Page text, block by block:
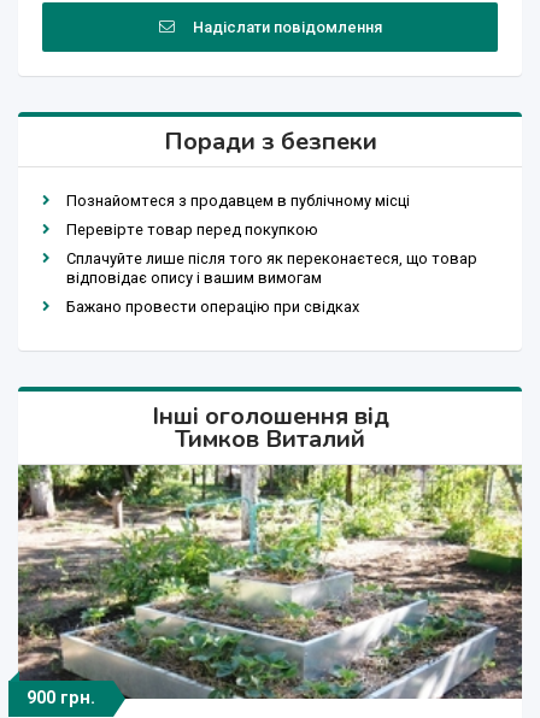
Надіслати повідомлення
Поради з безпеки
Познайомтеся з продавцем в публічному місці
Перевірте товар перед покупкою
Сплачуйте лише після того як переконаєтеся, що товар
відповідає опису і вашим вимогам
Бажано провести операцію при свідках
Інші оголошення від
Тимков Виталий
750 грн.
1 500 грн.
1 500 грн.
900 грн. 300 грн.
2 000 грн.
160 грн.
650 грн.
750 грн.
750 грн.
1 500 грн.